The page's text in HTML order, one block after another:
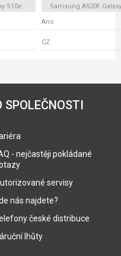
S10e
Samsung A520F
Ano
CZ
SPOLEČNOSTI
- nejčastěji pokládané
servisy
nás najdete?
české distribuce
lhůty